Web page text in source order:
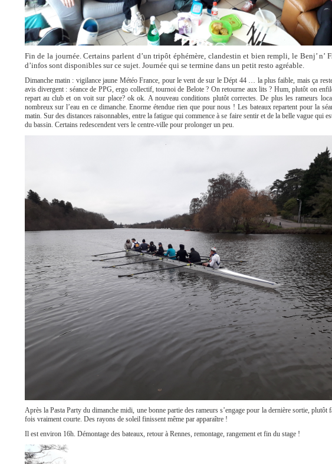
Fin de la journée. Certains parlent d’un tripôt éphémère, clandestin et bien rempli, le Benj’ n’
d’infos sont disponibles sur ce sujet. Journée qui se termine dans un petit resto agréable.
Dimanche matin : vigilance jaune Météo France, pour le vent de sur le Dépt 44 … la plus faible, mais ça
avis divergent : séance de PPG, ergo collectif, tournoi de Belote ? On retourne aux lits ? Hum, plutôt on
repart au club et on voit sur place? ok ok. A nouveau conditions plutôt correctes. De plus les rameurs
nombreux sur l’eau en ce dimanche. Enorme étendue rien que pour nous ! Les bateaux repartent pour la
matin. Sur des distances raisonnables, entre la fatigue qui commence à se faire sentir et de la belle vague qui
du bassin. Certains redescendent vers le centre-ville pour prolonger un peu.
Après la Pasta Party du dimanche midi, une bonne partie des rameurs s’engage pour la dernière sortie, plutôt
fois vraiment courte. Des rayons de soleil finissent même par apparaître !
Il est environ 16h. Démontage des bateaux, retour à Rennes, remontage, rangement et fin du stage !